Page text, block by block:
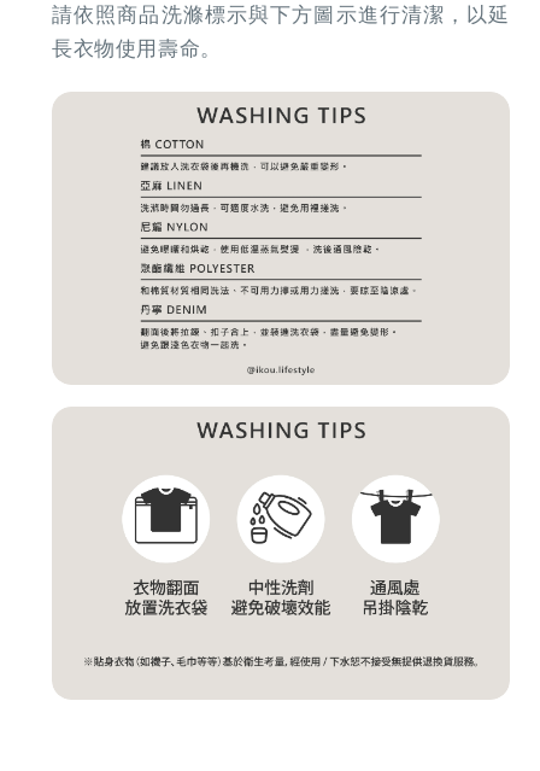
請依照商品洗滌標示與下方圖示進行清潔，以延
長衣物使用壽命。